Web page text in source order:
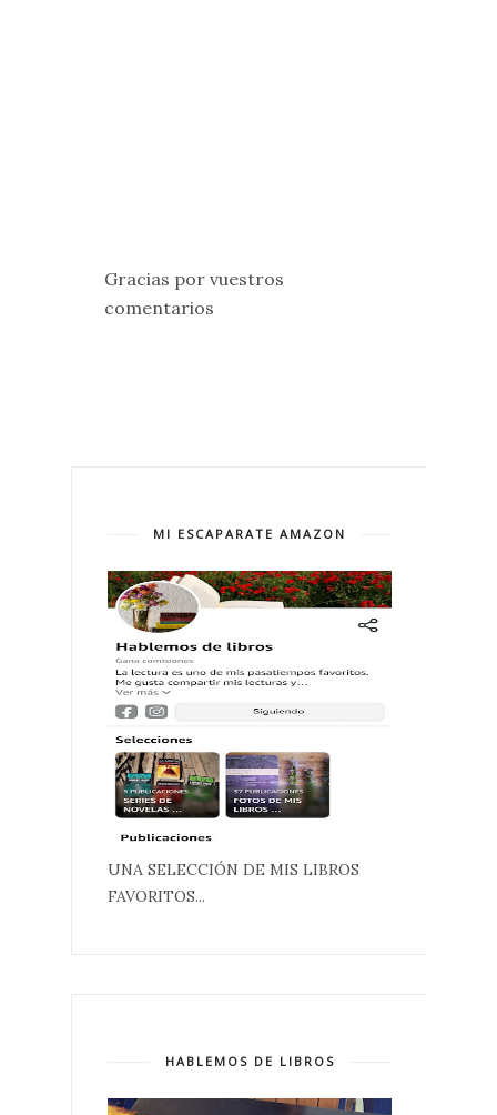
Gracias por vuestros
comentarios
MI ESCAPARATE AMAZON
UNA SELECCIÓN DE MIS LIBROS
FAVORITOS...
HABLEMOS DE LIBROS